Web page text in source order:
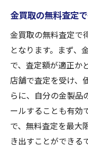
金買取の無料査定
金買取の無料査定で
となります。まず、
で、査定額が適正か
店舗で査定を受け、
らに、自分の金製品
ールすることも有効
で、無料査定を最大
き出すことができる